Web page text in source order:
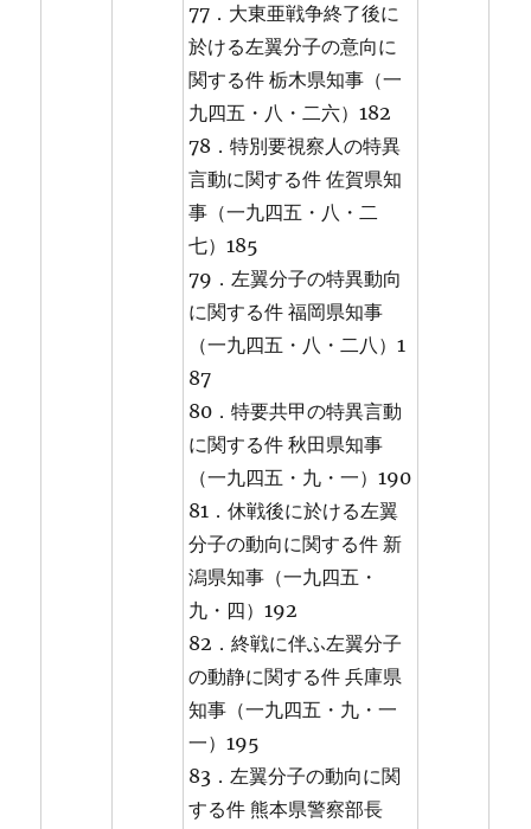
77．大東亜戦争終了後に
於ける左翼分子の意向に
関する件 栃木県知事（一
九四五・八・二六）182
78．特別要視察人の特異
言動に関する件 佐賀県知
事（一九四五・八・二
七）185
79．左翼分子の特異動向
に関する件 福岡県知事
（一九四五・八・二八）1
87
80．特要共甲の特異言動
に関する件 秋田県知事
（一九四五・九・一）190
81．休戦後に於ける左翼
分子の動向に関する件 新
潟県知事（一九四五・
九・四）192
82．終戦に伴ふ左翼分子
の動静に関する件 兵庫県
知事（一九四五・九・一
一）195
83．左翼分子の動向に関
する件 熊本県警察部長